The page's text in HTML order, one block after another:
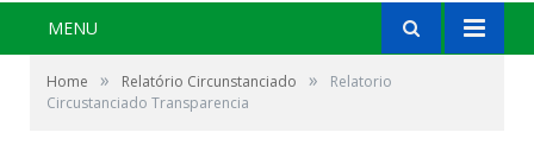
MENU
Home » Relatório Circunstanciado »
Relatorio
Circustanciado Transparencia